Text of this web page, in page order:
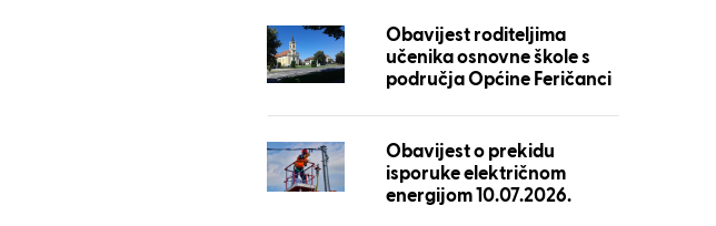
Obavijest roditeljima
učenika osnovne škole s
područja Općine Feričanci
Obavijest o prekidu
isporuke električnom
energijom 10.07.2026.